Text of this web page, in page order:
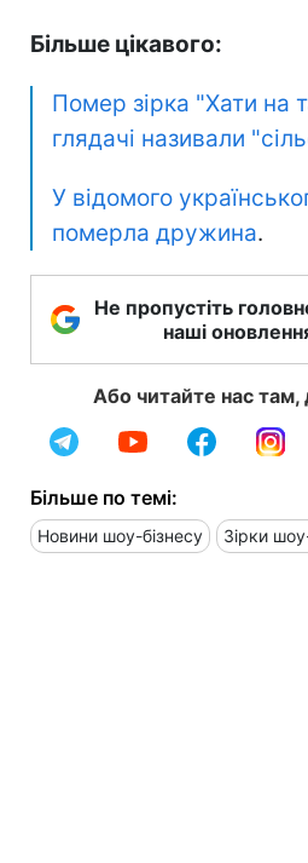
Більше цікавого:
Помер зірка "Хати на
глядачі називали
У відомого
померла дружина.
Не пропустіть
наші
Або читайте нас там,
Більше по темі:
Новини шоу-бізнесу Зірки